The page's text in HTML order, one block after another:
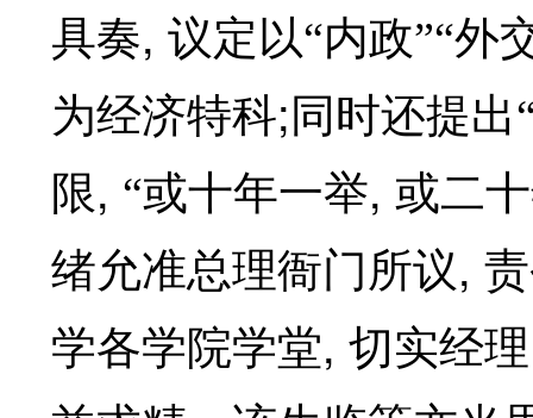
具奏, 议定以“内政”“外
为经济特科; 同时还提出
限, “或十年一举, 或二
绪允准总理衙门所议,
学各学院学堂, 切实经理